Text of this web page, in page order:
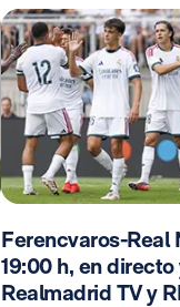
Ferencvaros-Real
19:00 h, en
Realmadrid TV y